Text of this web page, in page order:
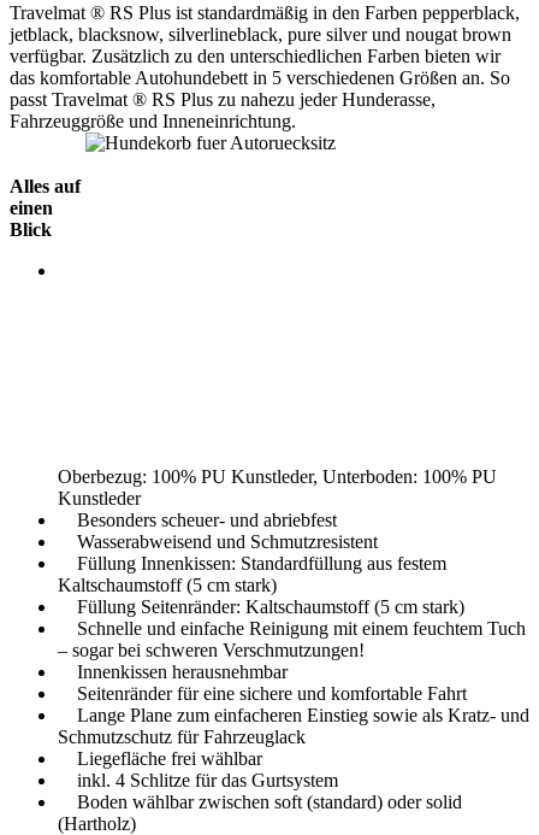
Travelmat ® RS Plus ist standardmäßig in den Farben pepperblack,
jetblack, blacksnow, silverlineblack, pure silver und nougat brown
verfügbar. Zusätzlich zu den unterschiedlichen Farben bieten wir
das komfortable Autohundebett in 5 verschiedenen Größen an. So
passt Travelmat ® RS Plus zu nahezu jeder Hunderasse,
Fahrzeuggröße und Inneneinrichtung.
Alles auf
einen
Blick
Oberbezug: 100% PU Kunstleder, Unterboden: 100% PU
Kunstleder
Besonders scheuer- und abriebfest
Wasserabweisend und Schmutzresistent
Füllung Innenkissen: Standardfüllung aus festem
Kaltschaumstoff (5 cm stark)
Füllung Seitenränder: Kaltschaumstoff (5 cm stark)
Schnelle und einfache Reinigung mit einem feuchtem Tuch
– sogar bei schweren Verschmutzungen!
Innenkissen herausnehmbar
Seitenränder für eine sichere und komfortable Fahrt
Lange Plane zum einfacheren Einstieg sowie als Kratz- und
Schmutzschutz für Fahrzeuglack
Liegefläche frei wählbar
inkl. 4 Schlitze für das Gurtsystem
Boden wählbar zwischen soft (standard) oder solid
(Hartholz)